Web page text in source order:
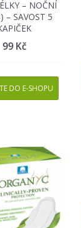
– NOČNÍ
– SAVOST 5
99 Kč
DO E-SHOPU